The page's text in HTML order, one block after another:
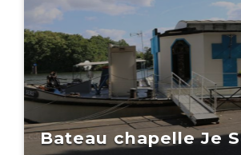
Bateau chapelle Je